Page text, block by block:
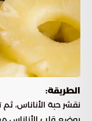
الطريقة:
نقشر حبة الأناناس،